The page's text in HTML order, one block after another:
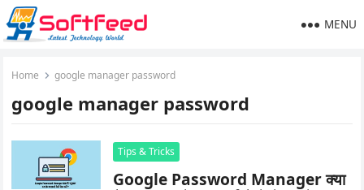
MENU
Home google manager password
google manager password
Tips & Tricks
Google Password Manager क्या